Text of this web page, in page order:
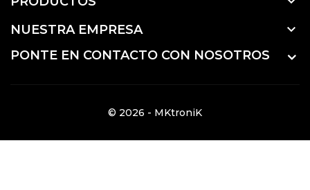
NUESTRA EMPRESA 
PONTE EN CONTACTO CON NOSOTROS
© 2026 - MKtroniK